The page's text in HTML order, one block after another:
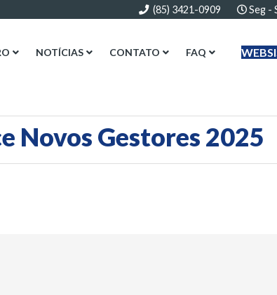
(85) 3421-0909 Seg -
NOTÍCIAS CONTATO FAQ
Novos Gestores 2025